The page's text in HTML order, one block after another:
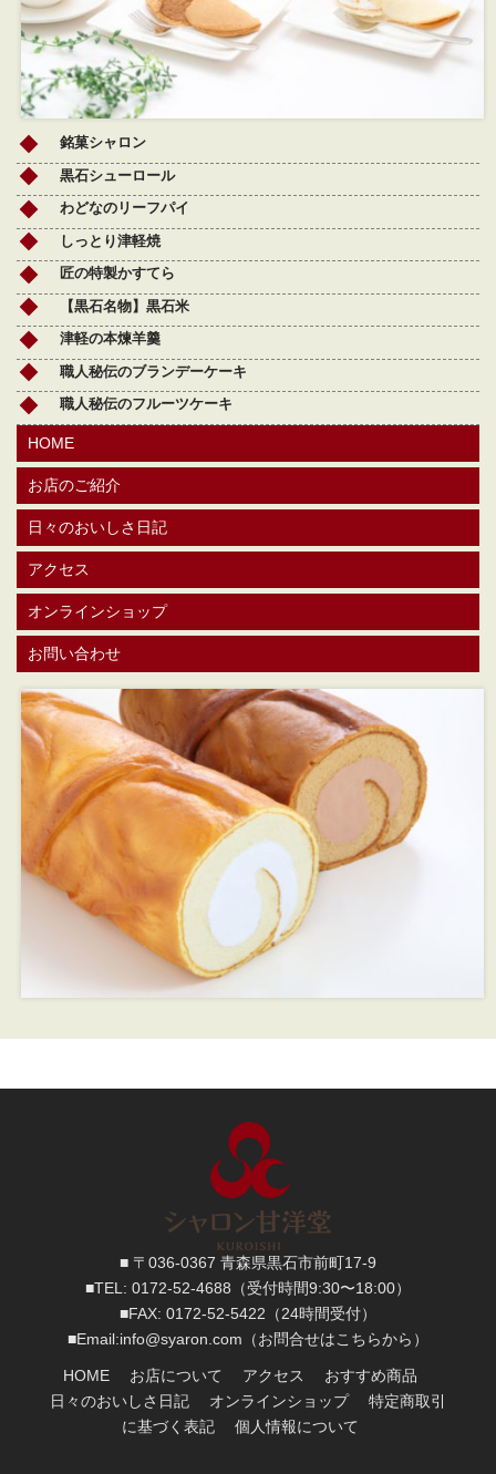
銘菓シャロン
黒石シューロール
わどなのリーフパイ
しっとり津軽焼
匠の特製かすてら
【黒石名物】黒石米
津軽の本煉羊羹
職人秘伝のブランデーケーキ
職人秘伝のフルーツケーキ
HOME
お店のご紹介
日々のおいしさ日記
アクセス
オンラインショップ
お問い合わせ
■ 〒036-0367 青森県黒石市前町17-9
■TEL: 0172-52-4688 （受付時間9:30〜18:00）
■FAX: 0172-52-5422 （24時間受付）
■Email:info@syaron.com （お問合せはこちらから）
HOME お店について アクセス
おすすめ商品
日々のおいしさ日記
オンラインショップ
特定商取引
に基づく表記
個人情報について